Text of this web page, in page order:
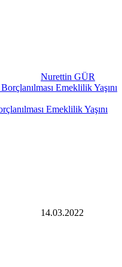
Nurettin GÜR
Emeklilik Yaşını
14.03.2022